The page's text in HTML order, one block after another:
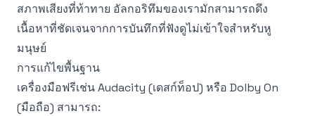
สภาพเสียงที่ท้าทาย อัลกอริทึมของเรามักสามารถดึง
เนื้อหาที่ชัดเจนจากการบันทึกที่ฟังดูไม่เข้าใจสำหรับหู
มนุษย์
การแก้ไขพื้นฐาน
เครื่องมือฟรีเช่น Audacity (เดสก์ท็อป) หรือ Dolby On
(มือถือ) สามารถ: